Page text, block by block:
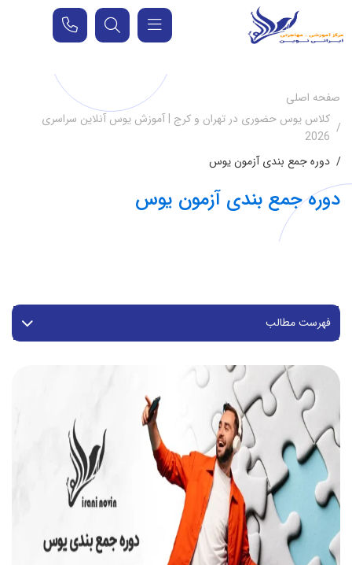
صفحه اصلی
کلاس یوس حضوری در تهران و کرج | آموزش یوس آنلاین سراسری
2026
دوره جمع بندی آزمون یوس
دوره جمع بندی آزمون یوس
فهرست مطالب